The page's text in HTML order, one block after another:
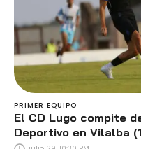
PRIMER EQUIPO
El CD Lugo compite
Deportivo en Vilalba